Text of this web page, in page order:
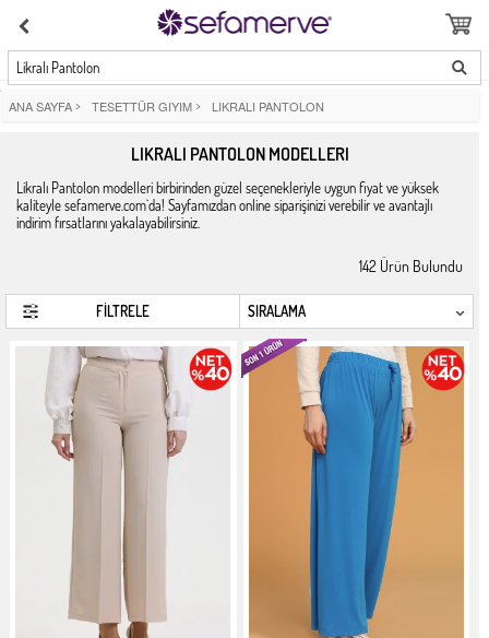
Likralı Pantolon
ANA SAYFA > TESETTÜR GIYIM > LIKRALI PANTOLON
LIKRALI PANTOLON MODELLERI
Likralı Pantolon modelleri birbirinden güzel seçenekleriyle uygun fiyat ve yüksek
kaliteyle sefamerve.com`da! Sayfamızdan online siparişinizi verebilir ve avantajlı
indirim fırsatlarını yakalayabilirsiniz.
142 Ürün Bulundu
FİLTRELE